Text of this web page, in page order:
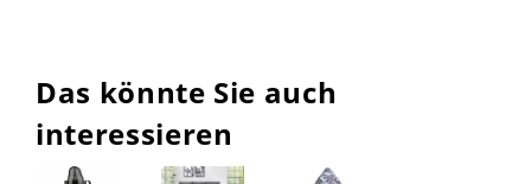
Das könnte Sie auch
interessieren